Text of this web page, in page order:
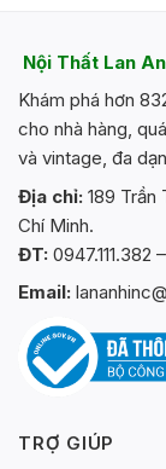
Nội Thất Lan
Khám phá hơn
cho nhà hàng,
và vintage, đa
Địa chỉ: 189 Trần
Chí Minh.
ĐT: 0947.111.382
Email:
TRỢ GIÚP